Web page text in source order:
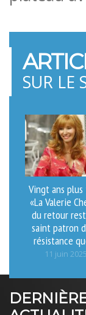
SUR LE
Vingt ans
«La Valerie
du retour
saint patron
résistance
11 juin 2025